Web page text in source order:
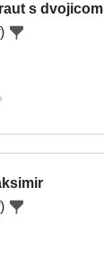
s dvojicom